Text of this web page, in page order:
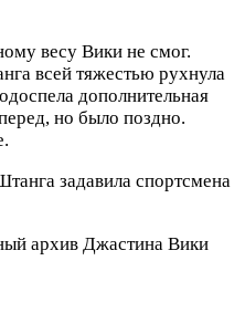
весу Вики не смог.
всей тяжестью рухнула
дополнительная
но было поздно.
архив Джастина Вики